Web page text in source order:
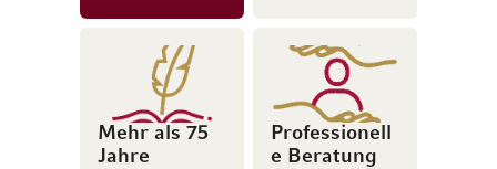
Mehr als 75
Jahre
Professionell
e Beratung